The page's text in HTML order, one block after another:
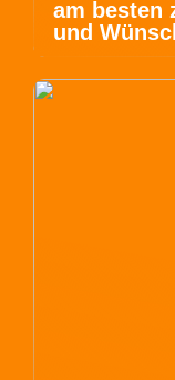
am besten
und